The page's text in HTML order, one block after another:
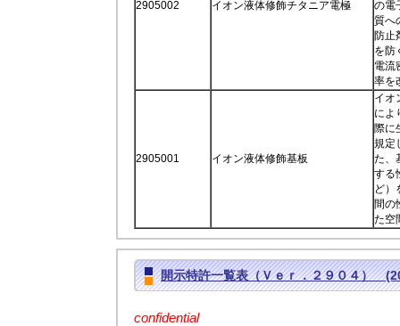
2905002 イオン液体修飾チタニア電極
の電
質へ
防止
を防
電流
率を
2905001 イオン液体修飾基板
イオ
によ
際に
規定
た、
する
ど）
間の
た空
開示特許一覧表（Ｖｅｒ．２９０４）
confidential